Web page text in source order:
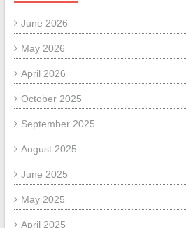
June 2026
May 2026
April 2026
October 2025
September 2025
August 2025
June 2025
May 2025
April 2025